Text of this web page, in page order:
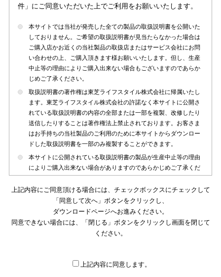
件」にご同意いただいた上でご利用をお願いいたします。
本サイトでは当社が発売した全ての製品の取扱説明書を公開いた
しておりません。ご希望の取扱説明書が見当たらなかった場合は
ご購入店かお近くの当社製品の取扱店またはサービス会社にお問
い合わせの上、ご購入頂きます様お願いいたします。但し、生産
中止等の理由によりご購入出来ない場合もございますのであらか
じめご了承ください。
取扱説明書の著作権は東芝ライフスタイル株式会社に帰属いたし
ます。東芝ライフスタイル株式会社の許諾なく本サイトに公開さ
れている取扱説明書の内容の全部または一部を複製、改修したり
送信したりすることは著作権法上禁止されております。お客さま
はお手持ちの当社製品のご利用のために本サイトからダウンロー
ドした取扱説明書を一部のみ複製することができます。
本サイトに公開されている取扱説明書の製品が生産中止等の理由
によりご購入出来ない場合がありますのであらかじめご了承くだ
本サイトに公開されている取扱説明書は、製品が発売された時点
のものを掲載しております。従いまして本サイトに掲載されてい
る取扱説明書の記載内容とお客さまがお持ちの製品の仕様がその
後のマイナーチェンジ等で変更になる場合がございます。本サイ
トに公開されている取扱説明書の内容とお手持ちの製品の仕様に
上記内容にご同意頂ける場合には、チェックボックスにチェックして
「同意して次へ」ボタンをクリックし、
ダウンロードページへお進みください。
同意できない場合には、「閉じる」ボタンをクリックし画面を閉じて
ください。
上記内容に同意します。